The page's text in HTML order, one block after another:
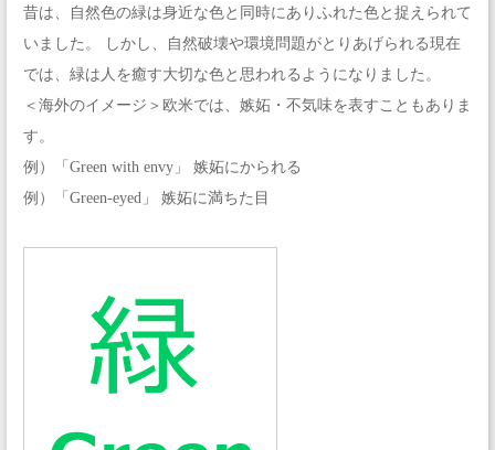
昔は、自然色の緑は身近な色と同時にありふれた色と捉えられて
いました。 しかし、自然破壊や環境問題がとりあげられる現在
では、緑は人を癒す大切な色と思われるようになりました。
＜海外のイメージ＞欧米では、嫉妬・不気味を表すこともありま
す。
例）「Green with envy」 嫉妬にかられる
例）「Green-eyed」 嫉妬に満ちた目